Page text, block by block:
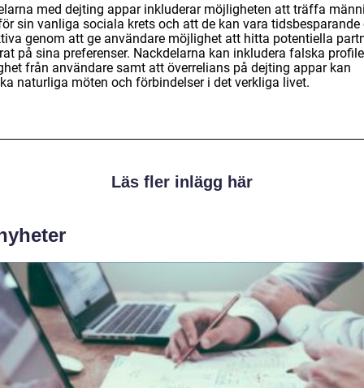
med dejting appar inkluderar möjligheten att träffa
sin vanliga sociala krets och att de kan vara tidsbesparande
genom att ge användare möjlighet att hitta potentiella
på sina preferenser. Nackdelarna kan inkludera falska
från användare samt att överrelians på dejting appar kan
naturliga möten och förbindelser i det verkliga livet.
Läs fler inlägg här